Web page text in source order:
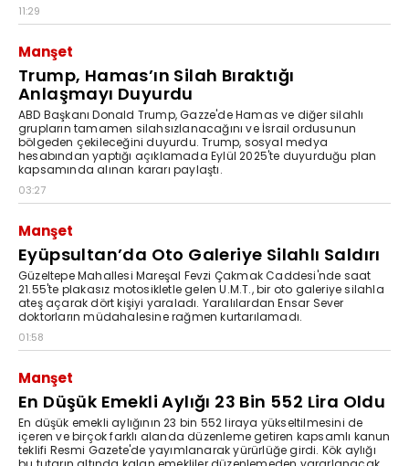
11:29
Manşet
Trump, Hamas’ın Silah Bıraktığı
Anlaşmayı Duyurdu
ABD Başkanı Donald Trump, Gazze'de Hamas ve diğer silahlı
grupların tamamen silahsızlanacağını ve İsrail ordusunun
bölgeden çekileceğini duyurdu. Trump, sosyal medya
hesabından yaptığı açıklamada Eylül 2025'te duyurduğu plan
kapsamında alınan kararı paylaştı.
03:27
Manşet
Eyüpsultan’da Oto Galeriye Silahlı Saldırı
Güzeltepe Mahallesi Mareşal Fevzi Çakmak Caddesi'nde saat
21.55'te plakasız motosikletle gelen U.M.T., bir oto galeriye silahla
ateş açarak dört kişiyi yaraladı. Yaralılardan Ensar Sever
doktorların müdahalesine rağmen kurtarılamadı.
01:58
Manşet
En Düşük Emekli Aylığı 23 Bin 552 Lira Oldu
En düşük emekli aylığının 23 bin 552 liraya yükseltilmesini de
içeren ve birçok farklı alanda düzenleme getiren kapsamlı kanun
teklifi Resmi Gazete'de yayımlanarak yürürlüğe girdi. Kök aylığı